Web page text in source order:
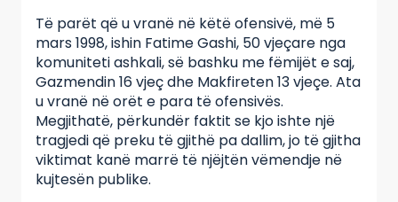
Të parët që u vranë në këtë ofensivë, më 5
mars 1998, ishin Fatime Gashi, 50 vjeçare nga
komuniteti ashkali, së bashku me fëmijët e saj,
Gazmendin 16 vjeç dhe Makfireten 13 vjeçe. Ata
u vranë në orët e para të ofensivës.
Megjithatë, përkundër faktit se kjo ishte një
tragjedi që preku të gjithë pa dallim, jo të gjitha
viktimat kanë marrë të njëjtën vëmendje në
kujtesën publike.